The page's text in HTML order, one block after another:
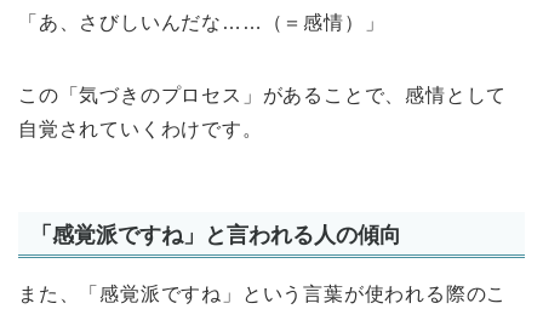
「あ、さびしいんだな……（＝感情）」
この「気づきのプロセス」があることで、感情として
自覚されていくわけです。
「感覚派ですね」と言われる人の傾向
また、「感覚派ですね」という言葉が使われる際のこ